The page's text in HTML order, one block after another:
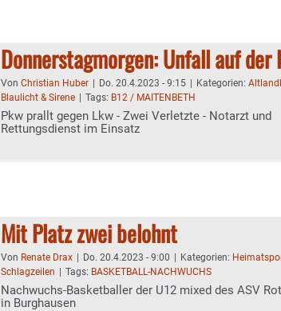
Donnerstagmorgen: Unfall auf der
Von Christian Huber Do. 20.4.2023 - 9:15 Kategorien:
Blaulicht & Sirene
Tags: B12 / MAITENBETH
Pkw prallt gegen Lkw - Zwei Verletzte - Notarzt und
Rettungsdienst im Einsatz
Mit Platz zwei belohnt
Von Renate Drax Do. 20.4.2023 - 9:00 Kategorien:
Schlagzeilen
Tags: BASKETBALL-NACHWUCHS
Nachwuchs-Basketballer der U12 mixed des ASV
in Burghausen